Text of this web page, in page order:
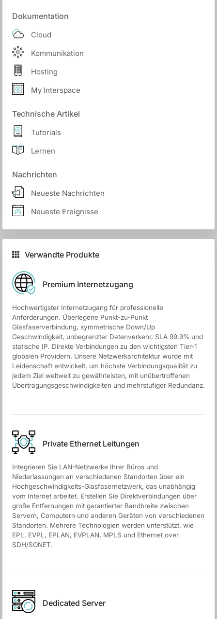
Dokumentation
Cloud
Kommunikation
Hosting
My Interspace
Technische Artikel
Tutorials
Lernen
Nachrichten
Neueste Nachrichten
Neueste Ereignisse
Verwandte Produkte
Premium Internetzugang
Hochwertigster Internetzugang für professionelle
Anforderungen. Überlegene Punkt-zu-Punkt
Glasfaserverbindung, symmetrische Down/Up
Geschwindigkeit, unbegrenzter Datenverkehr, SLA 99,9% und
statische IP. Direkte Verbindungen zu den wichtigsten Tier-1
globalen Providern. Unsere Netzwerkarchitektur wurde mit
Leidenschaft entwickelt, um höchste Verbindungsqualität zu
jedem Ziel weltweit zu gewährleisten, mit unübertroffenen
Übertragungsgeschwindigkeiten und mehrstufiger Redundanz.
Private Ethernet Leitungen
Integrieren Sie LAN-Netzwerke Ihrer Büros und
Niederlassungen an verschiedenen Standorten über ein
Hochgeschwindigkeits-Glasfasernetzwerk, das unabhängig
vom Internet arbeitet. Erstellen Sie Direktverbindungen über
große Entfernungen mit garantierter Bandbreite zwischen
Servern, Computern und anderen Geräten von verschiedenen
Standorten. Mehrere Technologien werden unterstützt, wie
EPL, EVPL, EPLAN, EVPLAN, MPLS und Ethernet over
SDH/SONET.
Dedicated Server